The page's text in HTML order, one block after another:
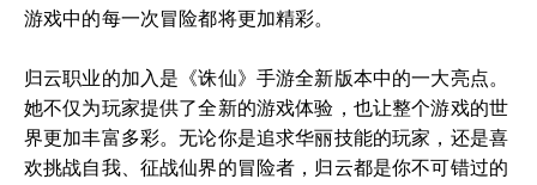
游戏中的每一次冒险都将更加精彩。
归云职业的加入是《诛仙》手游全新版本中的一大亮点。
她不仅为玩家提供了全新的游戏体验，也让整个游戏的世
界更加丰富多彩。无论你是追求华丽技能的玩家，还是喜
欢挑战自我、征战仙界的冒险者，归云都是你不可错过的